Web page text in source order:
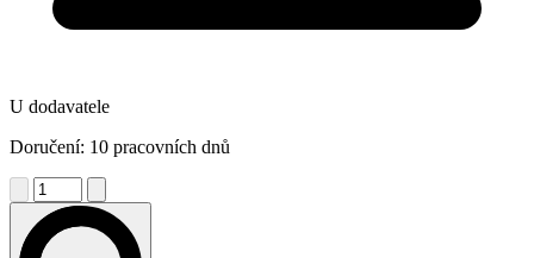
U dodavatele
Doručení: 10 pracovních dnů